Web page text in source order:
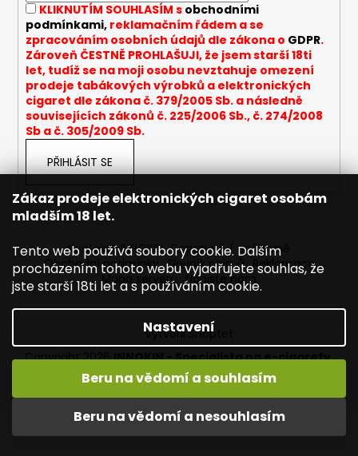
Zákaz prodeje elektronických cigaret osobám
mladším 18 let.
Tento web používá soubory cookie. Dalším
procházením tohoto webu vyjadřujete souhlas, že
jste starší 18ti let a s používáním cookie.
Nastavení
Beru na vědomí a nesouhlasím
Beru na vědomí a souhlasím
Vítejte ve světě INNOKIN. Nabízíme Vám to nejlepší ze světa
vapingu. DORUČENÍ ZDARMA nad 1000,- kč / 50 EURO!
e
e
n
a
í
t
?
HLEDAT
D
u
KLIKNUTÍM SOUHLASÍM s obchodními
podmínkami,reklamačním řádem a se
zpracováním osobních údajů dle zákona o GDPR.
Zároveň ČESTNĚ PROHLAŠUJI, že jsem starší 18ti
let, tudíž se na moji osobu nevztahuje omezení
prodeje tabákových výrobků a elektronických
cigaret dle zákona č. 379/2005 Sb. a následně
souvisejících zákonů č. 225/2006 Sb., č. 274/2008
Sb a č. 305/2009 Sb.
PŘIHLÁSIT SE
Kontakty INNOKIN Dopravné / poštovné
Obchodní podmínky Slovník pojmů Reklamace
Mapa serveru
Napište nám
Vytvořil Shoptet
Copyright 2026INNOKIN - Specialista na e-cigarety.
Všechna práva vyhrazena.Upravit nastavení cookies